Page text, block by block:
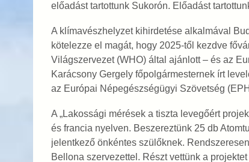
előadást tartottunk Sukorón. Előadást
A klímavészhelyzet kihirdetése alkalmával
kötelezze el magát, hogy 2025-től kezdve
Világszervezet (WHO) által ajánlott – és az
Karácsony Gergely főpolgármesternek írt
az Európai Népegészségügyi Szövetség
A „Lakossági mérések a tiszta levegőért
és francia nyelven. Beszereztünk 25 db
jelentkező önkéntes szülőknek.
Bellona szervezettel. Részt vettünk a